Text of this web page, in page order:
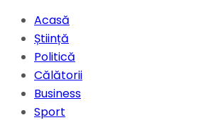
Acasă
Știință
Politică
Călătorii
Business
Sport